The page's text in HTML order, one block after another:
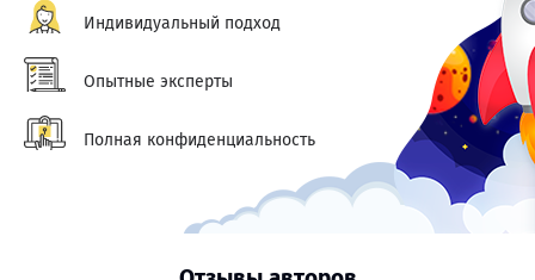
Индивидуальный подход
Опытные эксперты
Полная конфиденциальность